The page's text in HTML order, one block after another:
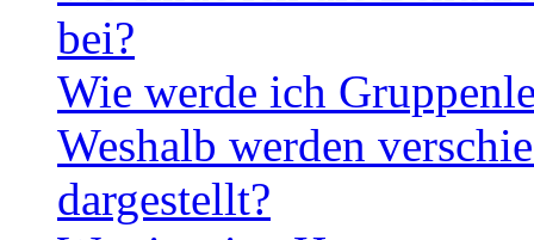
bei?
Wie werde ich
Weshalb werden
dargestellt?